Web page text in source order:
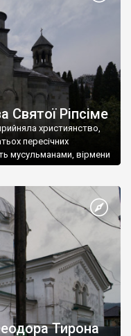
Святої Ріпсіме
християнство,
пересічних
мусульманами, вірмени
Тирона